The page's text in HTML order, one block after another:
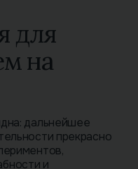
для
на
дальнейшее
прекрасно
и